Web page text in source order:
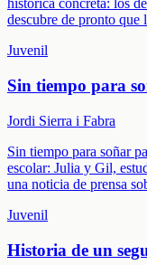
histórica concreta: los
descubre de pronto que l
Juvenil
Sin tiempo para
Jordi Sierra i Fabra
Sin tiempo para soñar
escolar: Julia y Gil,
una noticia de prensa
Juvenil
Historia de un